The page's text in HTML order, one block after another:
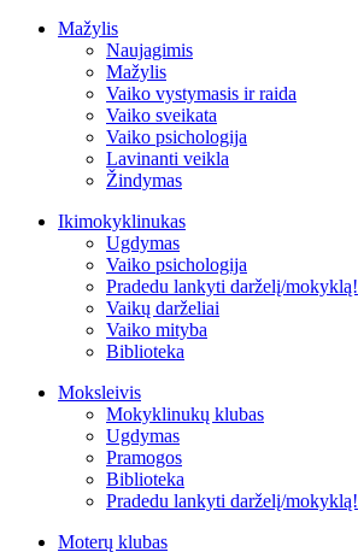
Mažylis
Naujagimis
Mažylis
Vaiko vystymasis ir raida
Vaiko sveikata
Vaiko psichologija
Lavinanti veikla
Žindymas
Ikimokyklinukas
Ugdymas
Vaiko psichologija
Pradedu lankyti darželį/mokyklą!
Vaikų darželiai
Vaiko mityba
Biblioteka
Moksleivis
Mokyklinukų klubas
Ugdymas
Pramogos
Biblioteka
Pradedu lankyti darželį/mokyklą!
Moterų klubas